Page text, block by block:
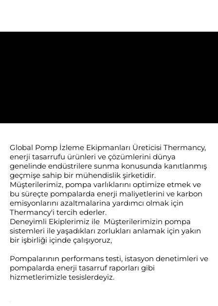
Global Pomp İzleme Ekipmanları Üreticisi Thermancy,
enerji tasarrufu ürünleri ve çözümlerini dünya
genelinde endüstrilere sunma konusunda kanıtlanmış
geçmişe sahip bir mühendislik şirketidir.
Müşterilerimiz, pompa varlıklarını optimize etmek ve
bu süreçte pompalarda enerji maliyetlerini ve karbon
emisyonlarını azaltmalarina yardımcı olmak için
Thermancy'i tercih ederler.
Deneyimli Ekiplerimiz ile Müşterilerimizin pompa
sistemleri ile yaşadıkları zorlukları anlamak için yakın
bir işbirliği içinde çalışıyoruz,
Pompalarının performans testi, istasyon denetimleri ve
pompalarda enerji tasarruf raporları gibi
hizmetlerimizle tesislerdeyiz.